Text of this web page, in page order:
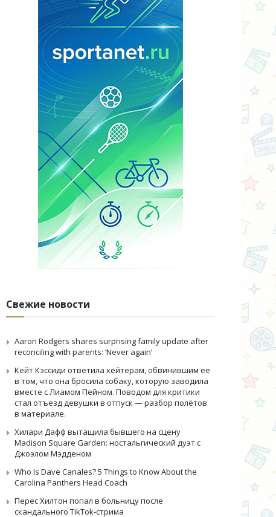
Свежие новости
Aaron Rodgers shares surprising family update after
reconciling with parents: ‘Never again’
Кейт Кэссиди ответила хейтерам, обвинившим её
в том, что она бросила собаку, которую заводила
вместе с Лиамом Пейном. Поводом для критики
стал отъезд девушки в отпуск — разбор полётов
в материале.
Хилари Дафф вытащила бывшего на сцену
Madison Square Garden: ностальгический дуэт с
Джоэлом Мэдденом
Who Is Dave Canales? 5 Things to Know About the
Carolina Panthers Head Coach
Перес Хилтон попал в больницу после
скандального TikTok-стрима